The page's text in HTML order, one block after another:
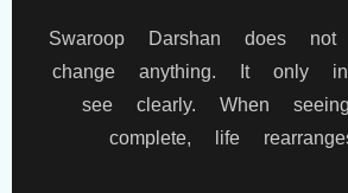
Swaroop Darshan does
change anything. It only
see clearly. When
complete, life